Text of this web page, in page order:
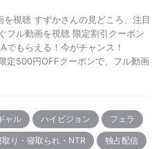
を視聴 すずかさんの見どころ、注目
フル動画を視聴 限定割引クーポン
でもらえる！今がチャンス！
定500円OFFクーポンで、フル動画
ャル ハイビジョン フェラ
取り・寝取られ・NTR 独占配信